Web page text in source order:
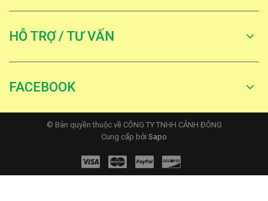
HỖ TRỢ / TƯ VẤN
FACEBOOK
© Bản quyền thuộc về CÔNG TY TNHH CẢNH ĐÔNG
Cung cấp bởi Sapo